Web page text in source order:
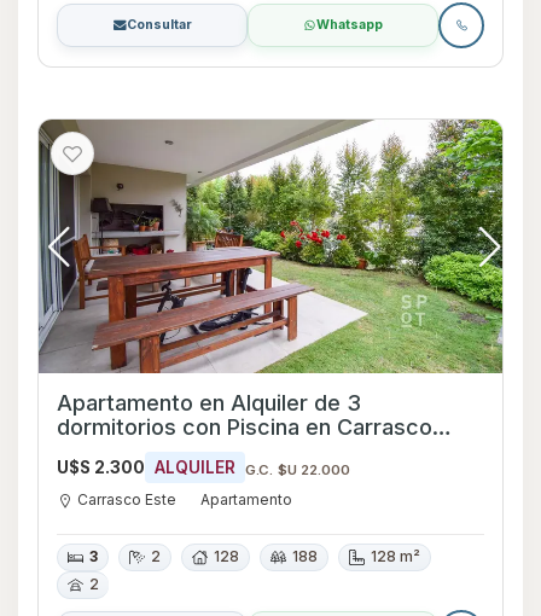
Consultar Whatsapp
Apartamento en Alquiler de 3
dormitorios con Piscina en Carrasco
Este, Montevideo
U$S 2.300 ALQUILER G.C. $U 22.000
Carrasco Este Apartamento
3 2 128 188
128 m²
2